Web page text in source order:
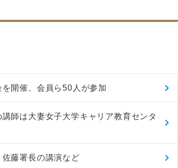
開催、会員ら50人が参加
師は大妻女子大学キャリア教育センタ
藤署長の講演など